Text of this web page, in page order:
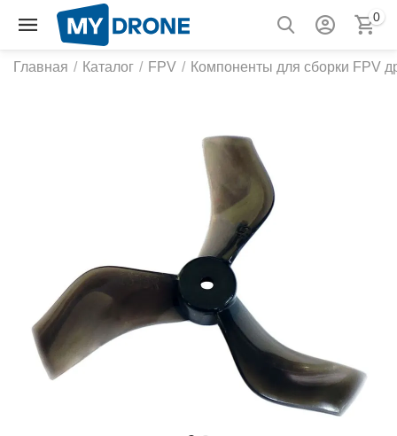
0
Главная / Каталог / FPV / Компоненты для сборки FPV